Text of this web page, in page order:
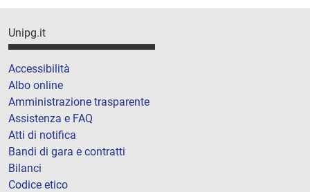
Unipg.it
Accessibilità
Albo online
Amministrazione trasparente
Assistenza e FAQ
Atti di notifica
Bandi di gara e contratti
Bilanci
Codice etico